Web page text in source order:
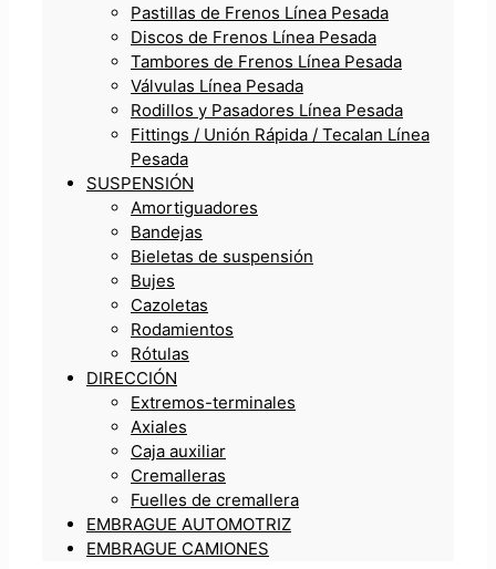
Pastillas de Frenos Línea Pesada
Discos de Frenos Línea Pesada
Tambores de Frenos Línea Pesada
Válvulas Línea Pesada
Rodillos y Pasadores Línea Pesada
Fittings / Unión Rápida / Tecalan Línea
Pesada
SUSPENSIÓN
Amortiguadores
Bandejas
Bieletas de suspensión
Bujes
Cazoletas
Rodamientos
Rótulas
DIRECCIÓN
Extremos-terminales
Axiales
Caja auxiliar
Cremalleras
Fuelles de cremallera
EMBRAGUE AUTOMOTRIZ
EMBRAGUE CAMIONES